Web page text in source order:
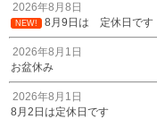
2026年8月8日
NEW! 8月9日は 定休日です
2026年8月1日
お盆休み
2026年8月1日
8月2日は定休日です